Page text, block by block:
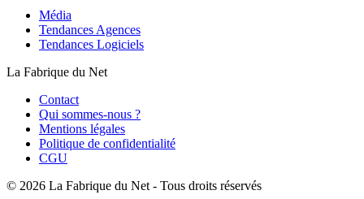
Média
Tendances Agences
Tendances Logiciels
La Fabrique du Net
Contact
Qui sommes-nous ?
Mentions légales
Politique de confidentialité
CGU
© 2026 La Fabrique du Net - Tous droits réservés